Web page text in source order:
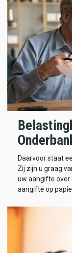
Daarvoor staat
Zij zijn u graag
uw aangifte over
aangifte op